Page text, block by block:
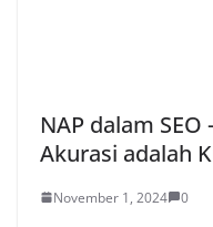
NAP dalam
Akurasi adalah
November 1, 2024 0